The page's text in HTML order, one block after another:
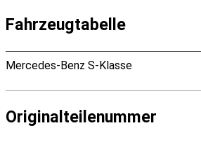
Fahrzeugtabelle
Mercedes-Benz S-Klasse
Originalteilenummer